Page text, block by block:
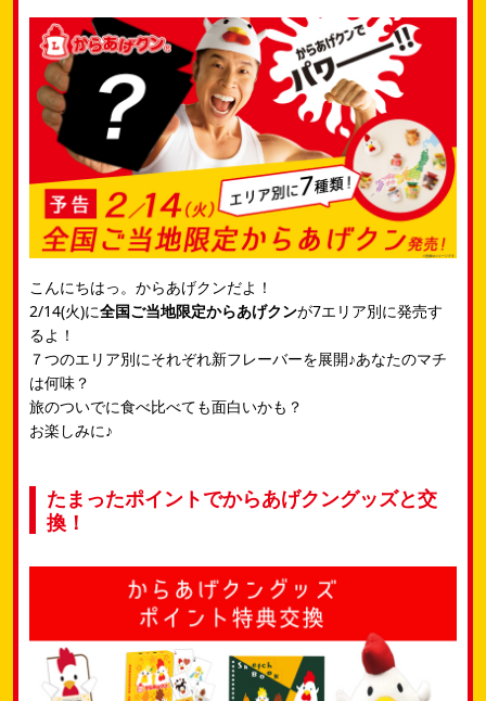
こんにちはっ。からあげクンだよ！
2/14(火)に全国ご当地限定からあげクンが7エリア別に発売す
るよ！
７つのエリア別にそれぞれ新フレーバーを展開♪あなたのマチ
は何味？
旅のついでに食べ比べても面白いかも？
お楽しみに♪
たまったポイントでからあげクングッズと交
換！